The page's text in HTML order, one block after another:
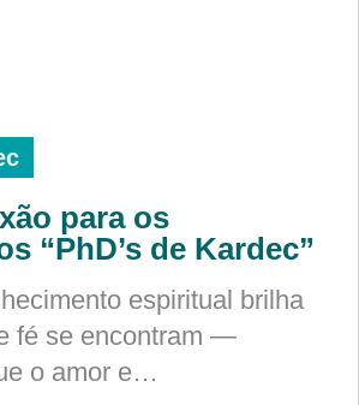
para os
“PhD’s de Kardec”
espiritual brilha
fé se encontram —
o amor e…